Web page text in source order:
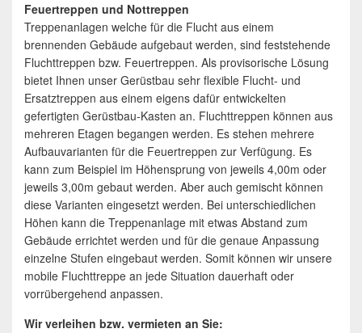
Feuertreppen und Nottreppen
Treppenanlagen welche für die Flucht aus einem
brennenden Gebäude aufgebaut werden, sind feststehende
Fluchttreppen bzw. Feuertreppen. Als provisorische Lösung
bietet Ihnen unser Gerüstbau sehr flexible Flucht- und
Ersatztreppen aus einem eigens dafür entwickelten
gefertigten Gerüstbau-Kasten an. Fluchttreppen können aus
mehreren Etagen begangen werden. Es stehen mehrere
Aufbauvarianten für die Feuertreppen zur Verfügung. Es
kann zum Beispiel im Höhensprung von jeweils 4,00m oder
jeweils 3,00m gebaut werden. Aber auch gemischt können
diese Varianten eingesetzt werden. Bei unterschiedlichen
Höhen kann die Treppenanlage mit etwas Abstand zum
Gebäude errichtet werden und für die genaue Anpassung
einzelne Stufen eingebaut werden. Somit können wir unsere
mobile Fluchttreppe an jede Situation dauerhaft oder
vorrübergehend anpassen.
Wir verleihen bzw. vermieten an Sie: